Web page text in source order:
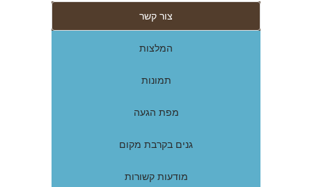
צור קשר
המלצות
תמונות
מפת הגעה
גנים בקרבת מקום
מודעות קשורות